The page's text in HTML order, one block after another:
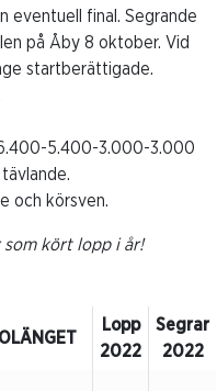
eventuell final. Segrande
på Åby 8 oktober. Vid
startberättigade.
5.400-3.000-3.000
och körsven.
som kört lopp i år!
Lopp
2022
Segrar
2022